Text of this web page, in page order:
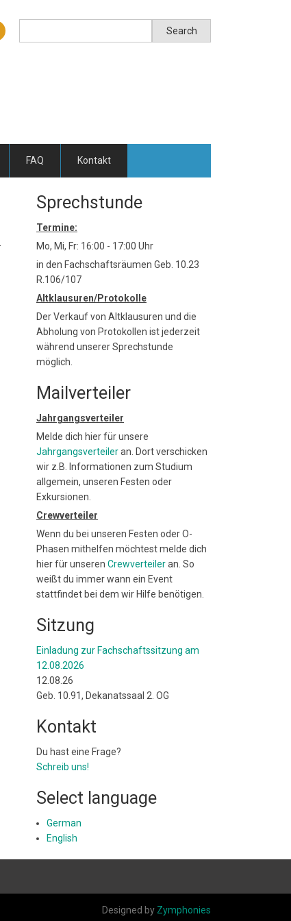
Search
FAQ Kontakt
Sprechstunde
Termine:
Mo, Mi, Fr: 16:00 - 17:00 Uhr
in den Fachschaftsräumen Geb. 10.23
R.106/107
Altklausuren/Protokolle
Der Verkauf von Altklausuren und die
Abholung von Protokollen ist jederzeit
während unserer Sprechstunde
möglich.
Mailverteiler
Jahrgangsverteiler
Melde dich hier für unsere
Jahrgangsverteileran. Dort verschicken
wir z.B. Informationen zum Studium
allgemein, unseren Festen oder
Exkursionen.
Crewverteiler
Wenn du bei unseren Festen oder O-
Phasen mithelfen möchtest melde dich
hier für unseren Crewverteileran. So
weißt du immer wann ein Event
stattfindet bei dem wir Hilfe benötigen.
Sitzung
Einladung zur Fachschaftssitzung am
12.08.2026
12.08.26
Geb. 10.91, Dekanatssaal 2. OG
Kontakt
Du hast eine Frage?
Schreib uns!
Select language
German
English
Designed by Zymphonies